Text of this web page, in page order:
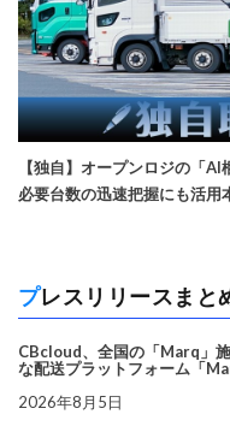
【独自】オープンロジの「
必要台数の迅速把握にも活用
プレスリリースま
CBcloud、全国の「Marq」
な配送プラットフォーム「
2026年8月5日